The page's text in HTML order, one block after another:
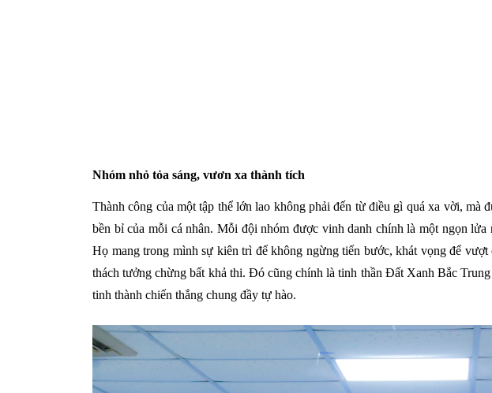
Nhóm nhỏ tỏa sáng, vươn xa thành tích
Thành công của một tập thể lớn lao không phải đến từ điều gì quá xa vời, mà
bền bỉ của mỗi cá nhân. Mỗi đội nhóm được vinh danh chính là một ngọn lửa
Họ mang trong mình sự kiên trì để không ngừng tiến bước, khát vọng để
thách tưởng chừng bất khả thi. Đó cũng chính là tinh thần Đất Xanh Bắc
tinh thành chiến thắng chung đầy tự hào.